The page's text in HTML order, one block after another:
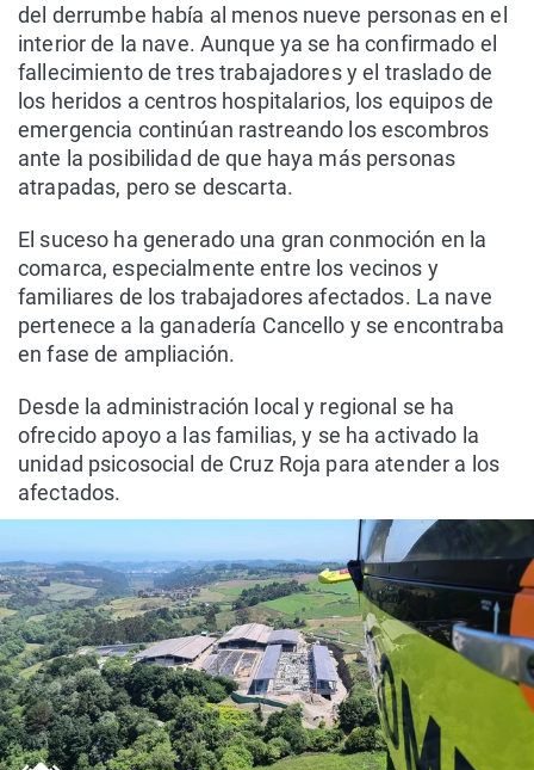
del derrumbe había al menos nueve personas en el
interior de la nave. Aunque ya se ha confirmado el
fallecimiento de tres trabajadores y el traslado de
los heridos a centros hospitalarios, los equipos de
emergencia continúan rastreando los escombros
ante la posibilidad de que haya más personas
atrapadas, pero se descarta.
El suceso ha generado una gran conmoción en la
comarca, especialmente entre los vecinos y
familiares de los trabajadores afectados. La nave
pertenece a la ganadería Cancello y se encontraba
en fase de ampliación.
Desde la administración local y regional se ha
ofrecido apoyo a las familias, y se ha activado la
unidad psicosocial de Cruz Roja para atender a los
afectados.